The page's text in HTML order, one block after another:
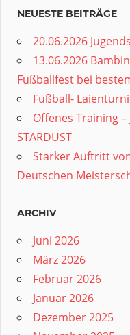
NEUESTE BEITRÄGE
20.06.2026
13.06.2026
Fußballfest bei
Fußball-
Offenes Training
STARDUST
Starker Auftritt
Deutschen
ARCHIV
Juni 2026
März 2026
Februar 2026
Januar 2026
Dezember 2025